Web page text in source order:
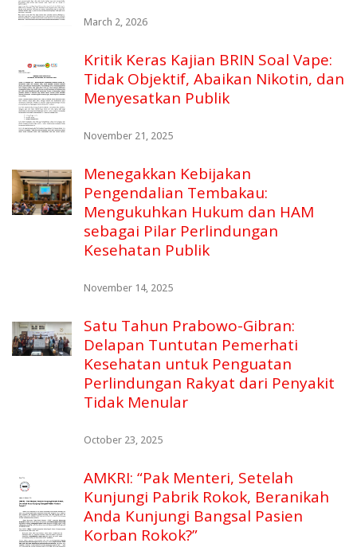
March 2, 2026
Kritik Keras Kajian BRIN Soal Vape:
Tidak Objektif, Abaikan Nikotin, dan
Menyesatkan Publik
November 21, 2025
Menegakkan Kebijakan
Pengendalian Tembakau:
Mengukuhkan Hukum dan HAM
sebagai Pilar Perlindungan
Kesehatan Publik
November 14, 2025
Satu Tahun Prabowo-Gibran:
Delapan Tuntutan Pemerhati
Kesehatan untuk Penguatan
Perlindungan Rakyat dari Penyakit
Tidak Menular
October 23, 2025
AMKRI: “Pak Menteri, Setelah
Kunjungi Pabrik Rokok, Beranikah
Anda Kunjungi Bangsal Pasien
Korban Rokok?”